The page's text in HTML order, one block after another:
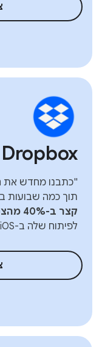
Dropbox
תוך כמה שבועות
קצר ב-40% מהצפוי
לפיתוח שלה ב-iOS".